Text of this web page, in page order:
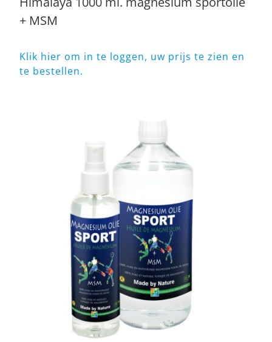
+ MSM
Klik hier om in te loggen, uw prijs te zien en
te bestellen.